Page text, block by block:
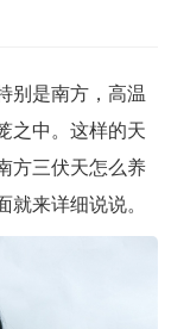
是南方，高温
之中。这样的天
方三伏天怎么养
来详细说说。